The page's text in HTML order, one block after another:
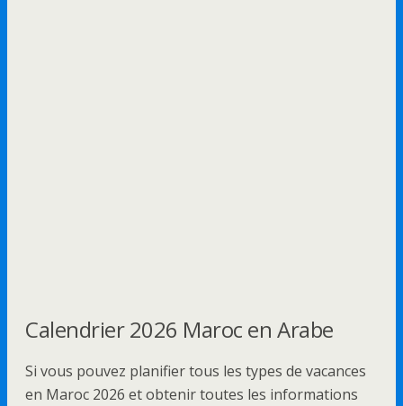
Calendrier 2026 Maroc en Arabe
Si vous pouvez planifier tous les types de vacances
en Maroc 2026 et obtenir toutes les informations